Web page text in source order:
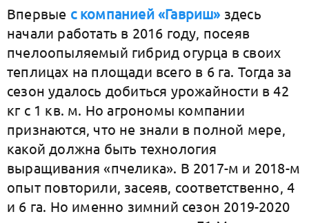
Впервые с компанией «Гавриш» здесь
начали работать в 2016 году, посеяв
пчелоопыляемый гибрид огурца в своих
теплицах на площади всего в 6 га. Тогда за
сезон удалось добиться урожайности в 42
кг с 1 кв. м. Но агрономы компании
признаются, что не знали в полной мере,
какой должна быть технология
выращивания «пчелика». В 2017-м и 2018-м
опыт повторили, засеяв, соответственно, 4
и 6 га. Но именно зимний сезон 2019-2020